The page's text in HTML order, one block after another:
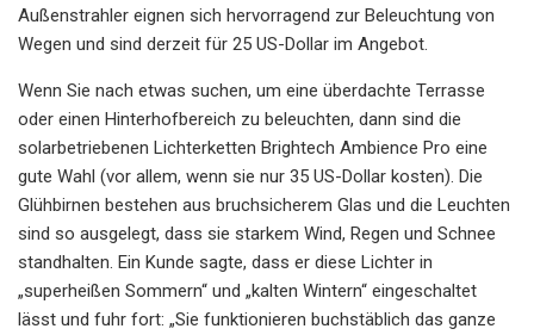
Außenstrahler eignen sich hervorragend zur Beleuchtung von
Wegen und sind derzeit für 25 US-Dollar im Angebot.
Wenn Sie nach etwas suchen, um eine überdachte Terrasse
oder einen Hinterhofbereich zu beleuchten, dann sind die
solarbetriebenen Lichterketten Brightech Ambience Pro eine
gute Wahl (vor allem, wenn sie nur 35 US-Dollar kosten). Die
Glühbirnen bestehen aus bruchsicherem Glas und die Leuchten
sind so ausgelegt, dass sie starkem Wind, Regen und Schnee
standhalten. Ein Kunde sagte, dass er diese Lichter in
„superheißen Sommern“ und „kalten Wintern“ eingeschaltet
lässt und fuhr fort: „Sie funktionieren buchstäblich das ganze